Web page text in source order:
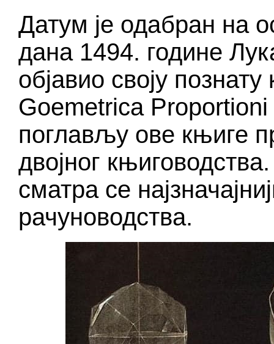
Датум је одабран на
дана 1494. године
објавио своју
Goemetrica
поглављу ове књиге
двојног
сматра се
рачуноводства.